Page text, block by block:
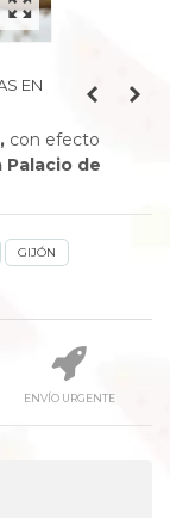
EN
con efecto
Palacio de
GIJÓN
ENVÍO URGENTE